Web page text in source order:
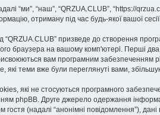
“ми”, “наш”, “QRZUA.CLUB”, “https://
отриману під час будь-якої вашої
призведе до створення
браузера на вашому комп'ютері. Перші
вам програмним
які теми вже були переглянуті вами,
які не стосуються програмного
phpBB. Друге джерело одержання
(надалі “анонімні повідомлення”),